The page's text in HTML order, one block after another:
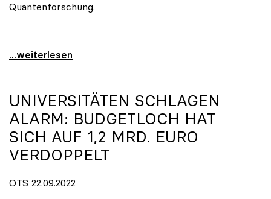
Quantenforschung.
uniko-Präsidentin Seidler gratuliert Anton
...weiterlesen
UNIVERSITÄTEN SCHLAGEN
ALARM: BUDGETLOCH HAT
SICH AUF 1,2 MRD. EURO
VERDOPPELT
OTS 22.09.2022